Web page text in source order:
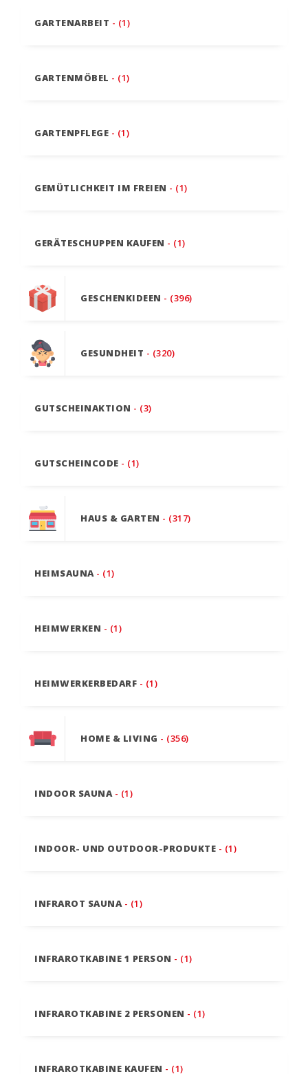
GARTENARBEIT - (1)
GARTENMÖBEL - (1)
GARTENPFLEGE - (1)
GEMÜTLICHKEIT IM FREIEN - (1)
GERÄTESCHUPPEN KAUFEN - (1)
GESCHENKIDEEN - (396)
GESUNDHEIT - (320)
GUTSCHEINAKTION - (3)
GUTSCHEINCODE - (1)
HAUS & GARTEN - (317)
HEIMSAUNA - (1)
HEIMWERKEN - (1)
HEIMWERKERBEDARF - (1)
HOME & LIVING - (356)
INDOOR SAUNA - (1)
INDOOR- UND OUTDOOR-PRODUKTE - (1)
INFRAROT SAUNA - (1)
INFRAROTKABINE 1 PERSON - (1)
INFRAROTKABINE 2 PERSONEN - (1)
INFRAROTKABINE KAUFEN - (1)